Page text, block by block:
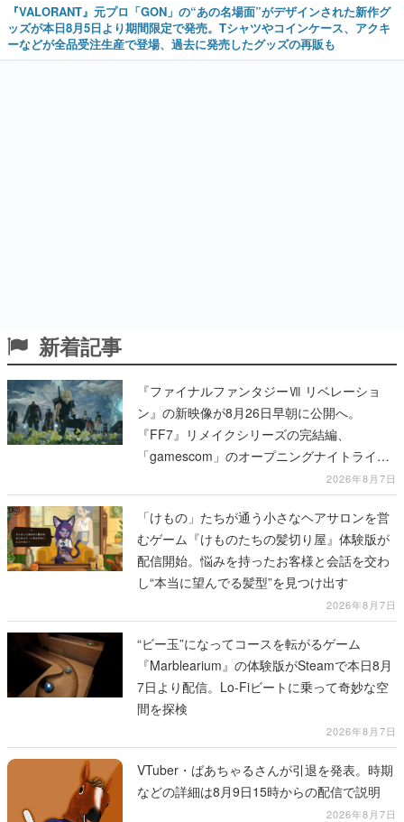
『VALORANT』元プロ「GON」の“あの名場面”がデザインされた新作グ
ッズが本日8月5日より期間限定で発売。Tシャツやコインケース、アクキ
ーなどが全品受注生産で登場、過去に発売したグッズの再販も
新着記事
『ファイナルファンタジーⅦ リベレーショ
ン』の新映像が8月26日早朝に公開へ。
『FF7』リメイクシリーズの完結編、
「gamescom」のオープニングナイトライブ
にてディレクターの浜口直樹氏が登壇する予
定
2026年8月7日
「けもの」たちが通う小さなヘアサロンを営
むゲーム『けものたちの髪切り屋』体験版が
配信開始。悩みを持ったお客様と会話を交わ
し“本当に望んでる髪型”を見つけ出す
2026年8月7日
“ビー玉”になってコースを転がるゲーム
『Marblearium』の体験版がSteamで本日8月
7日より配信。Lo-Fiビートに乗って奇妙な空
間を探検
2026年8月7日
VTuber・ばあちゃるさんが引退を発表。時期
などの詳細は8月9日15時からの配信で説明
2026年8月7日